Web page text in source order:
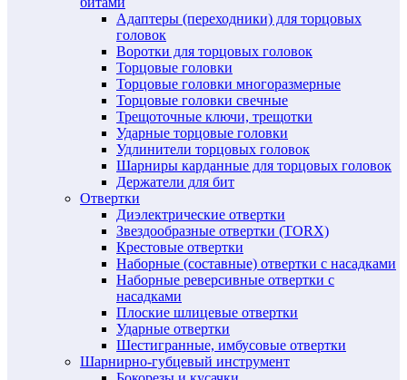
Адаптеры (переходники) для торцовых
головок
Воротки для торцовых головок
Торцовые головки
Торцовые головки многоразмерные
Торцовые головки свечные
Трещоточные ключи, трещотки
Ударные торцовые головки
Удлинители торцовых головок
Шарниры карданные для торцовых головок
Держатели для бит
Отвертки
Диэлектрические отвертки
Звездообразные отвертки (TORX)
Крестовые отвертки
Наборные (составные) отвертки с насадками
Наборные реверсивные отвертки с
насадками
Плоские шлицевые отвертки
Ударные отвертки
Шестигранные, имбусовые отвертки
Шарнирно-губцевый инструмент